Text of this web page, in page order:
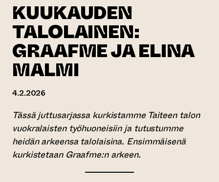
KUUKAUDEN
TALOLAINEN:
GRAAFME JA ELINA
MALMI
4.2.2026
Tässä juttusarjassa kurkistamme Taiteen talon
vuokralaisten työhuoneisiin ja tutustumme
heidän arkeensa talolaisina. Ensimmäisenä
kurkistetaan Graafme:n arkeen.